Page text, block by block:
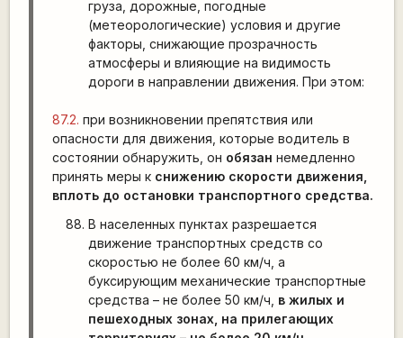
груза, дорожные, погодные
(метеорологические) условия и другие
факторы, снижающие прозрачность
атмосферы и влияющие на видимость
дороги в направлении движения. При этом:
87.2. при возникновении препятствия или
опасности для движения, которые водитель в
состоянии обнаружить, он обязан немедленно
принять меры к снижению скорости движения,
вплоть до остановки транспортного средства.
В населенных пунктах разрешается
движение транспортных средств со
скоростью не более 60 км/ч, а
буксирующим механические транспортные
средства – не более 50 км/ч, в жилых и
пешеходных зонах, на прилегающих